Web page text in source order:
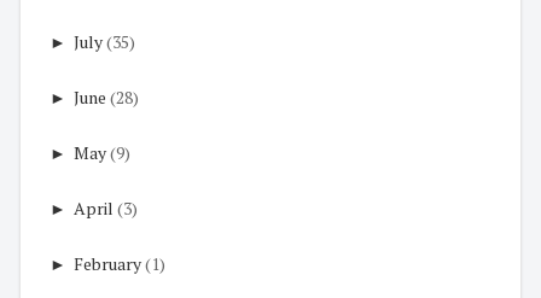
► July(35)
► June (28)
► May(9)
► April (3)
► February(1)